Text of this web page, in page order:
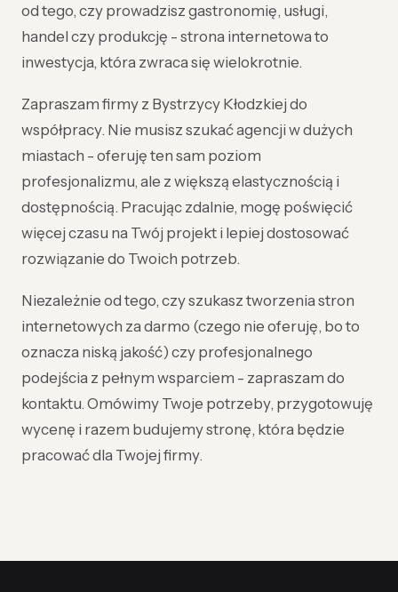
od tego, czy prowadzisz gastronomię, usługi,
handel czy produkcję - strona internetowa to
inwestycja, która zwraca się wielokrotnie.
Zapraszam firmy z Bystrzycy Kłodzkiej do
współpracy. Nie musisz szukać agencji w dużych
miastach - oferuję ten sam poziom
profesjonalizmu, ale z większą elastycznością i
dostępnością. Pracując zdalnie, mogę poświęcić
więcej czasu na Twój projekt i lepiej dostosować
rozwiązanie do Twoich potrzeb.
Niezależnie od tego, czy szukasz tworzenia stron
internetowych za darmo (czego nie oferuję, bo to
oznacza niską jakość) czy profesjonalnego
podejścia z pełnym wsparciem - zapraszam do
kontaktu. Omówimy Twoje potrzeby, przygotowuję
wycenę i razem budujemy stronę, która będzie
pracować dla Twojej firmy.